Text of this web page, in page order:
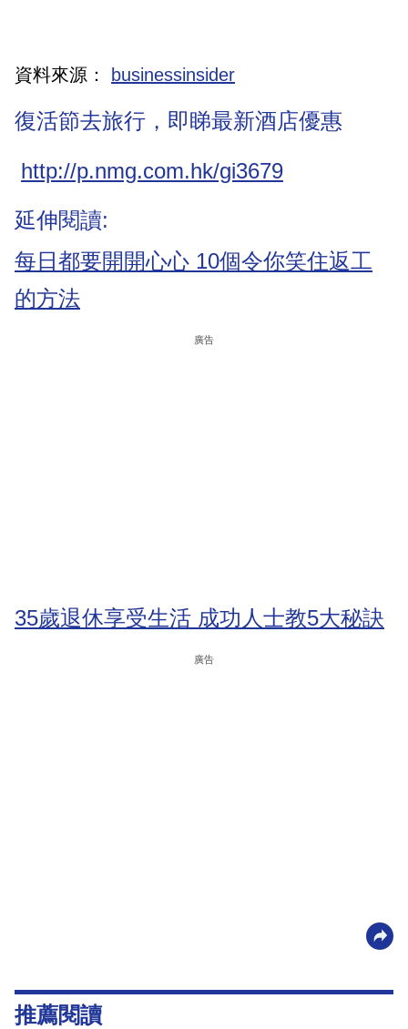
資料來源： businessinsider
復活節去旅行，即睇最新酒店優惠
http://p.nmg.com.hk/gi3679
延伸閱讀:
每日都要開開心心 10個令你笑住返工
的方法
廣告
35歲退休享受生活 成功人士教5大秘訣
廣告
推薦閱讀